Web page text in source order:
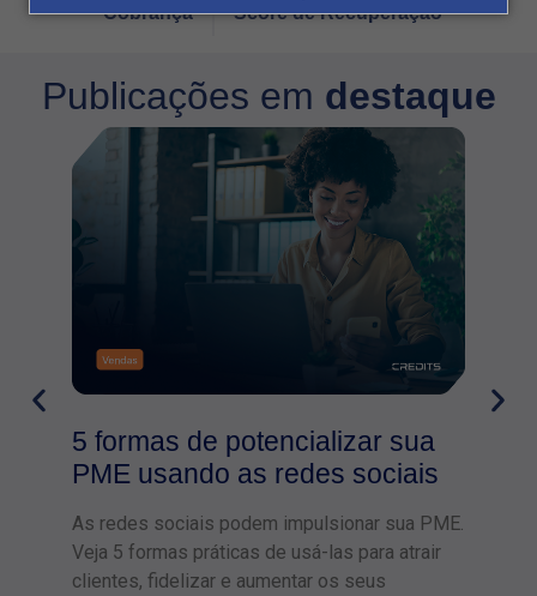
Cobrança Score de Recuperação
Publicações em destaque
5 formas de potencializar sua
PME usando as redes sociais
As redes sociais podem impulsionar sua PME.
Veja 5 formas práticas de usá-las para atrair
clientes, fidelizar e aumentar os seus